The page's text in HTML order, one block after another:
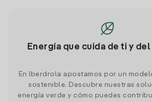
Energía que cuida de ti y
En Iberdrola apostamos por un
sostenible. Descubre nuestras
energía verde y cómo puedes